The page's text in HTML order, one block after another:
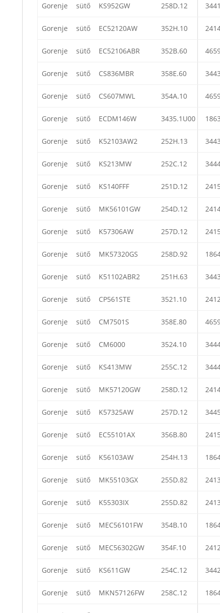
Gorenje sütő KS952GW 258D.12
Gorenje sütő EC52120AW 352H.10
Gorenje sütő EC52106ABR 352B.60
Gorenje sütő CS836MBR 358E.60
Gorenje sütő CS607MWL 354A.10
Gorenje sütő ECDM146W 3435.1U00
Gorenje sütő K52103AW2 252H.13
Gorenje sütő KS213MW 252C.12
Gorenje sütő KS140FFF 251D.12
Gorenje sütő MK56101GW 254D.12
Gorenje sütő K57306AW 257D.12
Gorenje sütő MK57320GS 258D.92
Gorenje sütő K51102ABR2 251H.63
Gorenje sütő CP561STE 3521.10
Gorenje sütő CM7501S 358E.80
Gorenje sütő CM6000 3524.10
Gorenje sütő KS413MW 255C.12
Gorenje sütő MK57120GW 258D.12
Gorenje sütő K57325AW 257D.12
Gorenje sütő EC55101AX 356B.80
Gorenje sütő K56103AW 254H.13
Gorenje sütő MK55103GX 255D.82
Gorenje sütő K55303IX 255D.82
Gorenje sütő MEC56101FW 354B.10
Gorenje sütő MEC56302GW 354F.10
Gorenje sütő KS611GW 254C.12
Gorenje sütő MKN57126FW 258C.12